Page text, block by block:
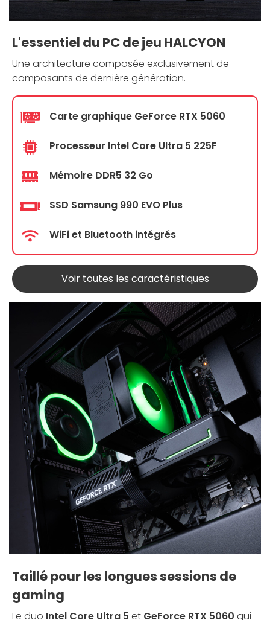
L'essentiel du PC de jeu HALCYON
Une architecture composée exclusivement de
composants de dernière génération.
Carte graphique GeForce RTX 5060
Processeur Intel Core Ultra 5 225F
Mémoire DDR5 32 Go
SSD Samsung 990 EVO Plus
WiFi et Bluetooth intégrés
Voir toutes les caractéristiques
Taillé pour les longues sessions de
gaming
Le duo Intel Core Ultra 5 et GeForce RTX 5060 qui